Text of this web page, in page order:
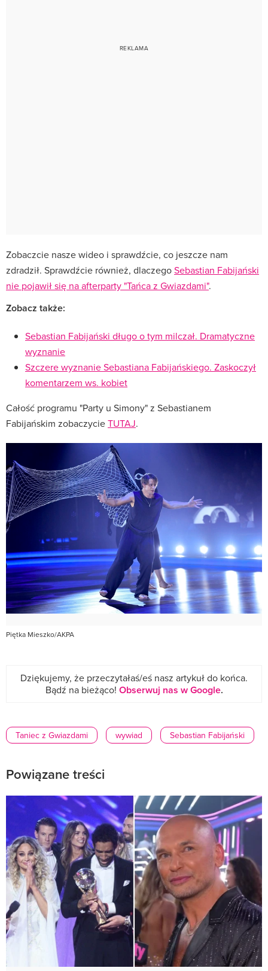
Zobaczcie nasze wideo i sprawdźcie, co jeszcze nam
zdradził. Sprawdźcie również, dlaczegoSebastian Fabijański
nie pojawił się na afterparty "Tańca z Gwiazdami".
Zobacz także:
Sebastian Fabijański długo o tym milczał. Dramatyczne
wyznanie
Szczere wyznanie Sebastiana Fabijańskiego. Zaskoczył
komentarzem ws. kobiet
Całość programu "Party u Simony" z Sebastianem
Fabijańskim zobaczycieTUTAJ.
Piętka Mieszko/AKPA
Dziękujemy, że przeczytałaś/eś nasz artykuł do końca.
Bądź na bieżąco! Obserwuj nas w Google.
Taniec z Gwiazdami wywiad Sebastian Fabijański
Powiązane treści